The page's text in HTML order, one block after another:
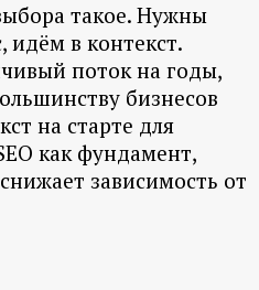
такое. Нужны
идём в контекст.
поток на годы,
бизнесов
на старте для
как фундамент,
зависимость от